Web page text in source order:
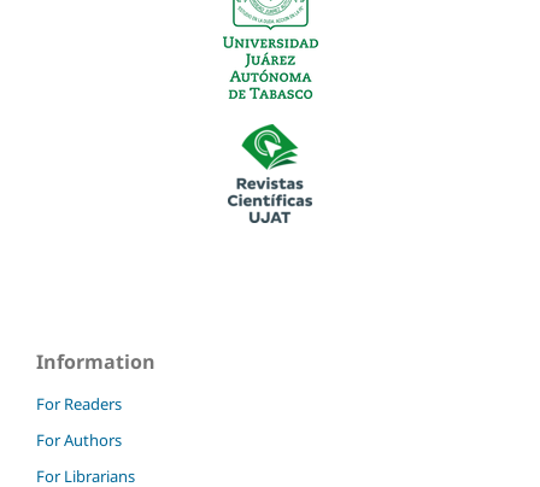
Information
For Readers
For Authors
For Librarians